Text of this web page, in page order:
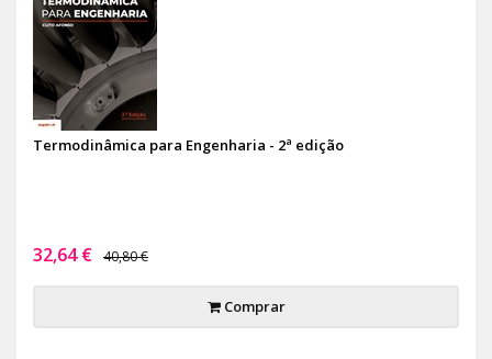
Termodinâmica para Engenharia - 2ª edição
32,64 € 40,80 €
Comprar